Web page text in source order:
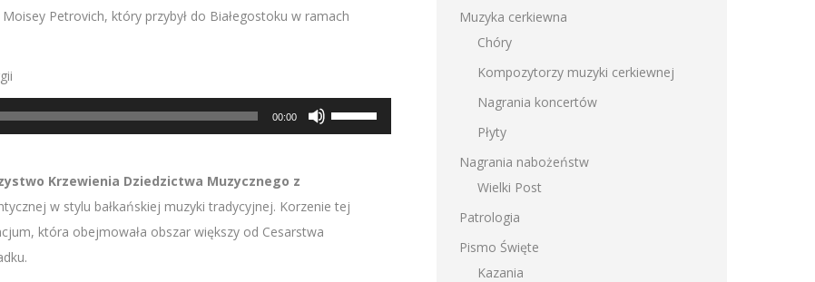
Petrovich, który przybył do Białegostoku w ramach
00:00
Używaj
strzałek
dołu
Krzewienia Dziedzictwa Muzycznego z
w stylu bałkańskiej muzyki tradycyjnej. Korzenie tej
która obejmowała obszar większy od Cesarstwa
Muzyka cerkiewna
Chóry
Kompozytorzy muzyki cerkiewnej
Nagrania koncertów
Płyty
Nagrania nabożeństw
Wielki Post
Patrologia
Pismo Święte
Kazania